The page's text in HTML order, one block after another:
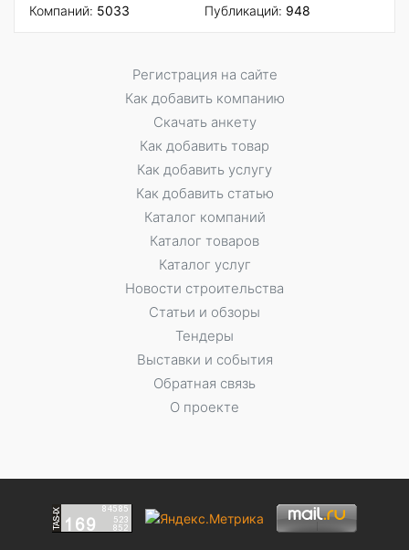
Компаний: 5033
Публикаций: 948
Регистрация на сайте
Как добавить компанию
Скачать анкету
Как добавить товар
Как добавить услугу
Как добавить статью
Каталог компаний
Каталог товаров
Каталог услуг
Новости строительства
Статьи и обзоры
Тендеры
Выставки и события
Обратная связь
О проекте